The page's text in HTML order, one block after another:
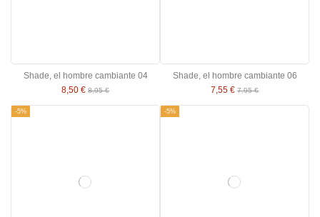
Shade, el hombre cambiante 04
8,50 € 8,95 €
Shade, el hombre cambiante 06
7,55 € 7,95 €
-5% -5%